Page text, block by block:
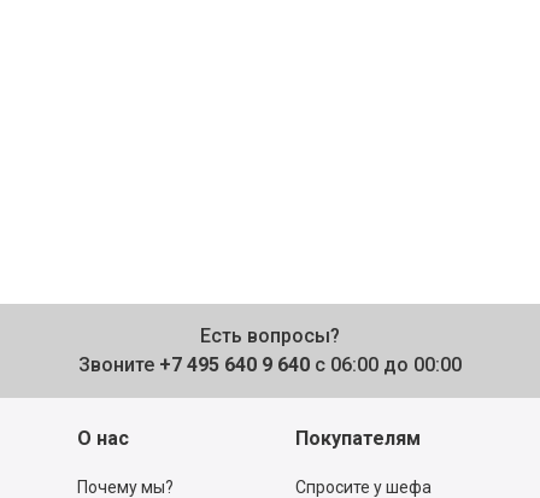
Есть вопросы?
Звоните +7 495 640 9 640 с 06:00 до 00:00
О нас
Почему мы?
Покупателям
Спросите у шефа